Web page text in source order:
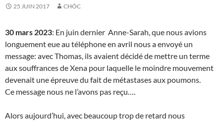
25 JUIN 2017 CHÔC
30 mars 2023: En juin dernier Anne-Sarah, que nous avions
longuement eue au téléphone en avril nous a envoyé un
message: avec Thomas, ils avaient décidé de mettre un terme
aux souffrances de Xena pour laquelle le moindre mouvement
devenait une épreuve du fait de métastases aux poumons.
Ce message nous ne l’avons pas reçu….
Alors aujourd’hui, avec beaucoup trop de retard nous